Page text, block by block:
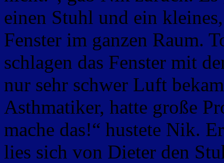
einen Stuhl und ein
Fenster im ganzen Raum.
schlagen das Fenster mit
nur sehr schwer Luft
Asthmatiker, hatte große
mache das!“ hustete Nik.
lies sich von Dieter den